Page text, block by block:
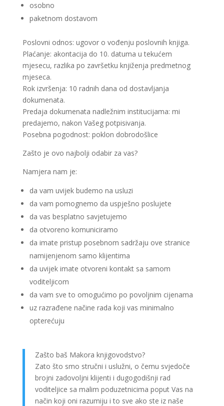
osobno
paketnom dostavom
Poslovni odnos: ugovor o vođenju poslovnih knjiga.
Plaćanje: akontacija do 10. datuma u tekućem
mjesecu, razlika po završetku knjiženja predmetnog
mjeseca.
Rok izvršenja: 10 radnih dana od dostavljanja
dokumenata.
Predaja dokumenata nadležnim institucijama: mi
predajemo, nakon Vašeg potpisivanja.
Posebna pogodnost: poklon dobrodošlice
Zašto je ovo najbolji odabir za vas?
Namjera nam je:
da vam uvijek budemo na usluzi
da vam pomognemo da uspješno poslujete
da vas besplatno savjetujemo
da otvoreno komuniciramo
da imate pristup posebnom sadržaju ove stranice
namijenjenom samo klijentima
da uvijek imate otvoreni kontakt sa samom
voditeljicom
da vam sve to omogućimo po povoljnim cijenama
uz razrađene načine rada koji vas minimalno
opterećuju
Zašto baš Makora knjigovodstvo?
Zato što smo stručni i uslužni, o čemu svjedoče
brojni zadovoljni klijenti i dugogodišnji rad
voditeljice sa malim poduzetnicima poput Vas na
način koji oni razumiju i to sve ako ste iz naše